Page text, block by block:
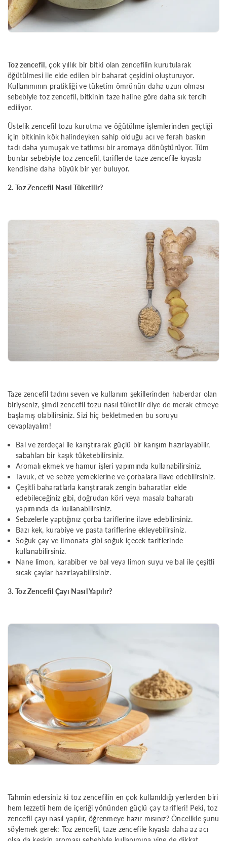
Toz zencefil, çok yıllık bir bitki olan zencefilin kurutularak
öğütülmesi ile elde edilen bir baharat çeşidini oluşturuyor.
Kullanımının pratikliği ve tüketim ömrünün daha uzun olması
sebebiyle toz zencefil, bitkinin taze haline göre daha sık tercih
ediliyor.
Üstelik zencefil tozu kurutma ve öğütülme işlemlerinden geçtiği
için bitkinin kök halindeyken sahip olduğu acı ve ferah baskın
tadı daha yumuşak ve tatlımsı bir aromaya dönüştürüyor. Tüm
bunlar sebebiyle toz zencefil, tariflerde taze zencefile kıyasla
kendisine daha büyük bir yer buluyor.
2. Toz Zencefil Nasıl Tüketilir?
Taze zencefil tadını seven ve kullanım şekillerinden haberdar olan
biriyseniz, şimdi zencefil tozu nasıl tüketilir diye de merak etmeye
başlamış olabilirsiniz. Sizi hiç bekletmeden bu soruyu
cevaplayalım!
Bal ve zerdeçal ile karıştırarak güçlü bir karışım hazırlayabilir,
sabahları bir kaşık tüketebilirsiniz.
Aromalı ekmek ve hamur işleri yapımında kullanabilirsiniz.
Tavuk, et ve sebze yemeklerine ve çorbalara ilave edebilirsiniz.
Çeşitli baharatlarla karıştırarak zengin baharatlar elde
edebileceğiniz gibi, doğrudan köri veya masala baharatı
yapımında da kullanabilirsiniz.
Sebzelerle yaptığınız çorba tariflerine ilave edebilirsiniz.
Bazı kek, kurabiye ve pasta tariflerine ekleyebilirsiniz.
Soğuk çay ve limonata gibi soğuk içecek tariflerinde
kullanabilirsiniz.
Nane limon, karabiber ve bal veya limon suyu ve bal ile çeşitli
sıcak çaylar hazırlayabilirsiniz.
3. Toz Zencefil Çayı Nasıl Yapılır?
Tahmin edersiniz ki toz zencefilin en çok kullanıldığı yerlerden biri
hem lezzetli hem de içeriği yönünden güçlü çay tarifleri! Peki, toz
zencefil çayı nasıl yapılır, öğrenmeye hazır mısınız? Öncelikle şunu
söylemek gerek: Toz zencefil, taze zencefile kıyasla daha az acı